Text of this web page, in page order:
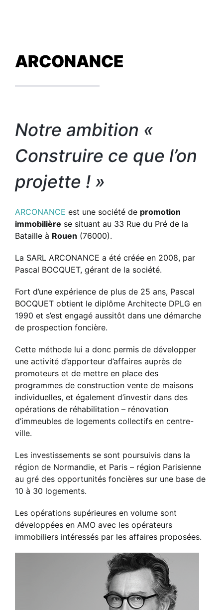
ARCONANCE
Notre ambition «
Construire ce que l’on
projette ! »
ARCONANCE est une société de promotion
immobilière se situant au 33 Rue du Pré de la
Bataille à Rouen (76000).
La SARL ARCONANCE a été créée en 2008, par
Pascal BOCQUET, gérant de la société.
Fort d’une expérience de plus de 25 ans, Pascal
BOCQUET obtient le diplôme Architecte DPLG en
1990 et s’est engagé aussitôt dans une démarche
de prospection foncière.
Cette méthode lui a donc permis de développer
une activité d’apporteur d’affaires auprès de
promoteurs et de mettre en place des
programmes de construction vente de maisons
individuelles, et également d’investir dans des
opérations de réhabilitation – rénovation
d’immeubles de logements collectifs en centre-
ville.
Les investissements se sont poursuivis dans la
région de Normandie, et Paris – région Parisienne
au gré des opportunités foncières sur une base de
10 à 30 logements.
Les opérations supérieures en volume sont
développées en AMO avec les opérateurs
immobiliers intéressés par les affaires proposées.